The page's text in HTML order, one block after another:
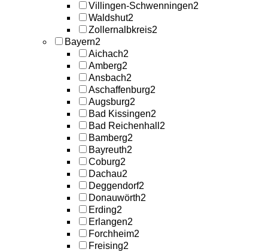
Villingen-Schwenningen2
Waldshut2
Zollernalbkreis2
Bayern2
Aichach2
Amberg2
Ansbach2
Aschaffenburg2
Augsburg2
Bad Kissingen2
Bad Reichenhall 2
Bamberg2
Bayreuth2
Coburg2
Dachau2
Deggendorf2
Donauwörth2
Erding2
Erlangen2
Forchheim2
Freising2